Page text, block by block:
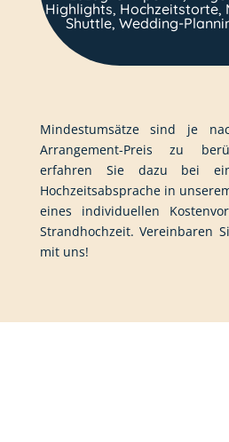
Highlights, Hochzeitstorte,
Shuttle, Wedding-
Mindestumsätze sind je
Arrangement-Preis zu
erfahren Sie dazu bei
Hochzeitsabsprache in
eines individuellen
Strandhochzeit. Vereinbaren
mit uns!